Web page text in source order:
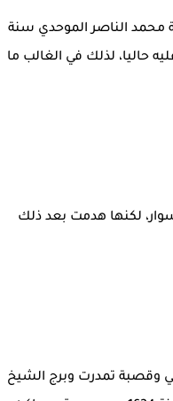
محمد الناصر الموحدي سنة
حاليا، لذلك في الغالب ما
بحزام مهم من الأسوار، لكنها هدمت بعد ذلك
والبرج الجنوبي وقصبة تمدرت وبرج الشيخ